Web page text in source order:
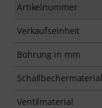
Artikelnummer
Verkaufseinheit
Bohrung in mm
Schallbechermaterial
Ventilmaterial